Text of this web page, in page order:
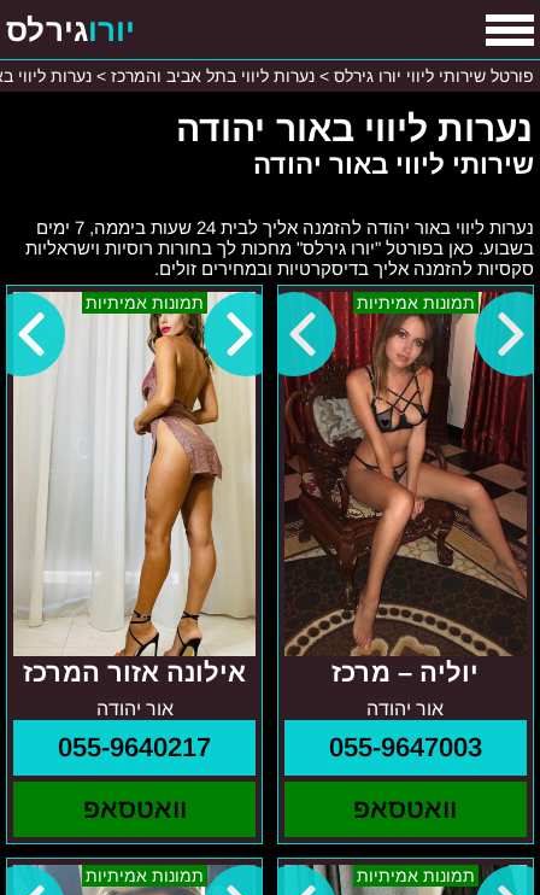
נערות ליווי באור יהודה
שירותי ליווי באור יהודה
נערות ליווי באור יהודה להזמנה אליך לבית 24 שעות ביממה, 7 ימים
בשבוע. כאן בפורטל "יורו גירלס" מחכות לך בחורות רוסיות וישראליות
סקסיות להזמנה אליך בדיסקרטיות ובמחירים זולים.
יורוגירלס
פורטל שירותי ליווי יורו גירלס > נערות ליווי בתל אביב והמרכז > נערות ליווי
תמונות אמיתיות
יוליה – מרכז
אור יהודה
055-9647003
וואטסאפ
יוליה
–
מרכז
תמונות אמיתיות
אילונה אזור המרכז
אור יהודה
055-9640217
וואטסאפ
אילונה
אזור
תמונות אמיתיות
תל
אביב-
תמונות אמיתיות
גוש
דן